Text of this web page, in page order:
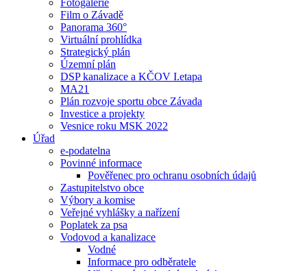
Fotogalerie
Film o Závadě
Panorama 360°
Virtuální prohlídka
Strategický plán
Územní plán
DSP kanalizace a KČOV I.etapa
MA21
Plán rozvoje sportu obce Závada
Investice a projekty
Vesnice roku MSK 2022
Úřad
e-podatelna
Povinné informace
Pověřenec pro ochranu osobních údajů
Zastupitelstvo obce
Výbory a komise
Veřejné vyhlášky a nařízení
Poplatek za psa
Vodovod a kanalizace
Vodné
Informace pro odběratele